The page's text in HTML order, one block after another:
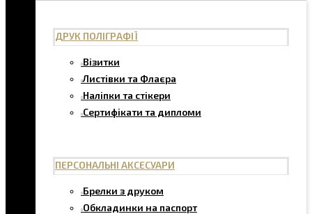
ДРУК ПОЛІГРАФІЇ
Візитки
Листівки та Флаєра
Наліпки та стікери
Сертифікати та дипломи
ПЕРСОНАЛЬНІ АКСЕСУАРИ
Брелки з друком
Обкладинки на паспорт